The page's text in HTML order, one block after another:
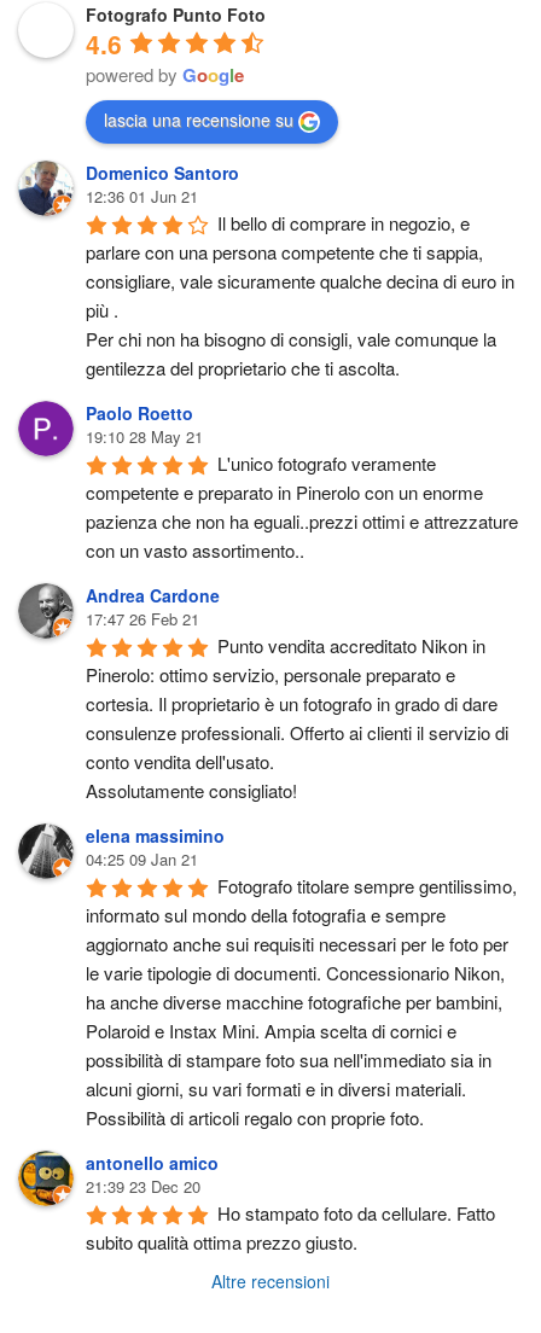
Fotografo Punto Foto
4.6
powered by Google
lascia una recensione su
Domenico Santoro
12:36 01 Jun 21
Il bello di comprare in negozio, e
parlare con una persona competente che ti sappia,
consigliare, vale sicuramente qualche decina di euro in
più .
Per chi non ha bisogno di consigli, vale comunque la
gentilezza del proprietario che ti ascolta.
Paolo Roetto
19:10 28 May 21
L'unico fotografo veramente
competente e preparato in Pinerolo con un enorme
pazienza che non ha eguali..prezzi ottimi e attrezzature
con un vasto assortimento..
Andrea Cardone
17:47 26 Feb 21
Punto vendita accreditato Nikon in
Pinerolo: ottimo servizio, personale preparato e
cortesia. Il proprietario è un fotografo in grado di dare
consulenze professionali. Offerto ai clienti il servizio di
conto vendita dell'usato.
Assolutamente consigliato!
elena massimino
04:25 09 Jan 21
Fotografo titolare sempre gentilissimo,
informato sul mondo della fotografia e sempre
aggiornato anche sui requisiti necessari per le foto per
le varie tipologie di documenti. Concessionario Nikon,
ha anche diverse macchine fotografiche per bambini,
Polaroid e Instax Mini. Ampia scelta di cornici e
possibilità di stampare foto sua nell'immediato sia in
alcuni giorni, su vari formati e in diversi materiali.
Possibilità di articoli regalo con proprie foto.
antonello amico
21:39 23 Dec 20
Ho stampato foto da cellulare. Fatto
subito qualità ottima prezzo giusto.
Altre recensioni